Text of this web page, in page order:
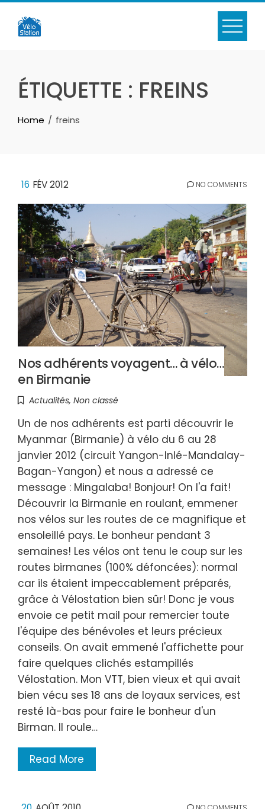
Skip
content
ÉTIQUETTE : FREINS
Home freins
16 FÉV 2012 NO COMMENTS
Nos adhérents voyagent… à vélo…
en Birmanie
Actualités, Non classé
Un de nos adhérents est parti découvrir le
Myanmar (Birmanie) à vélo du 6 au 28
janvier 2012 (circuit Yangon-Inlé-Mandalay-
Bagan-Yangon) et nous a adressé ce
message : Mingalaba! Bonjour! On l'a fait!
Découvrir la Birmanie en roulant, emmener
nos vélos sur les routes de ce magnifique et
ensoleillé pays. Le bonheur pendant 3
semaines! Les vélos ont tenu le coup sur les
routes birmanes (100% défoncées): normal
car ils étaient impeccablement préparés,
grâce à Vélostation bien sûr! Donc je vous
envoie ce petit mail pour remercier toute
l'équipe des bénévoles et leurs précieux
conseils. On avait emmené l'affichette pour
faire quelques clichés estampillés
Vélostation. Mon VTT, bien vieux et qui avait
bien vécu ses 18 ans de loyaux services, est
resté là-bas pour faire le bonheur d'un
Birman. Il roule…
Read More